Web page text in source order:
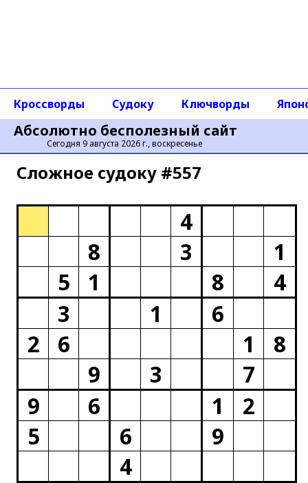
Абсолютно бесполезный сайт
Сегодня 9 августа 2026 г., воскресенье
Кроссворды Судоку Ключворды
Сложное cудоку #557
4
8
3
1
5
1 8
4
3
1
6
2
6 1
8
9
3
7
9
6 1
2
5
6
9
4